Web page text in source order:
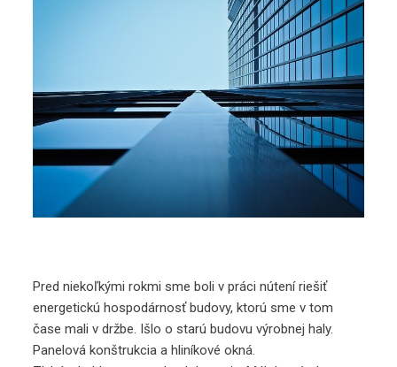
Pred niekoľkými rokmi sme boli v práci nútení riešiť
energetickú hospodárnosť budovy, ktorú sme v tom
čase mali v držbe. Išlo o starú budovu výrobnej haly.
Panelová konštrukcia a hliníkové okná.